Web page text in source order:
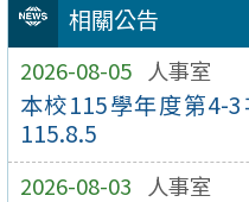
相關公告
2026-08-05 人事室
本校115學年度第4-
115.8.5
2026-08-03 人事室